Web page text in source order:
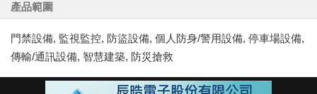
產品範圍
門禁設備, 監視監控, 防盜設備, 個人防身/警用設備, 停車場設備,
傳輸/通訊設備, 智慧建築, 防災搶救